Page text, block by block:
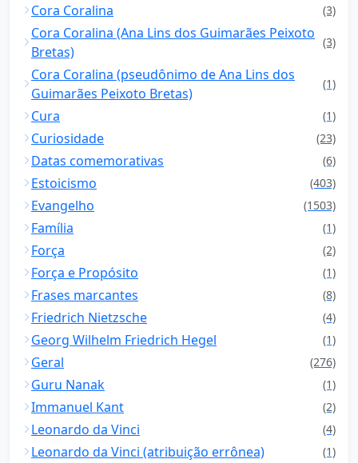
Cora Coralina (3)
Cora Coralina (Ana Lins dos Guimarães Peixoto
Bretas)
(3)
Cora Coralina (pseudônimo de Ana Lins dos
Guimarães Peixoto Bretas)
(1)
Cura (1)
Curiosidade (23)
Datas comemorativas (6)
Estoicismo (403)
Evangelho (1503)
Família (1)
Força (2)
Força e Propósito (1)
Frases marcantes (8)
Friedrich Nietzsche (4)
Georg Wilhelm Friedrich Hegel (1)
Geral (276)
Guru Nanak (1)
Immanuel Kant (2)
Leonardo da Vinci (4)
Leonardo da Vinci (atribuição errônea) (1)